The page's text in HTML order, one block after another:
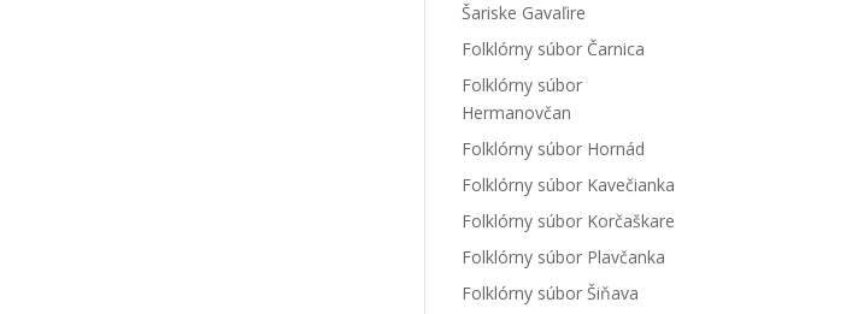
Šariske Gavaľire
Folklórny súbor Čarnica
Folklórny súbor
Hermanovčan
Folklórny súbor Hornád
Folklórny súbor Kavečianka
Folklórny súbor Korčaškare
Folklórny súbor Plavčanka
Folklórny súbor Šiňava